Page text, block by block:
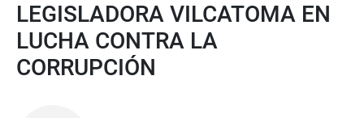
LEGISLADORA VILCATOMA EN
LUCHA CONTRA LA
CORRUPCIÓN